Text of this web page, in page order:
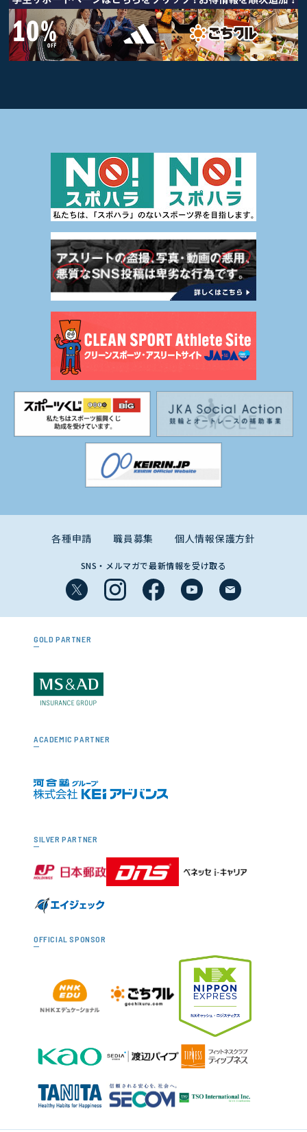
各種申請 職員募集 個人情報保護方針
SNS・メルマガで最新情報を受け取る
GOLD PARTNER
ACADEMIC PARTNER
SILVER PARTNER
OFFICIAL SPONSOR